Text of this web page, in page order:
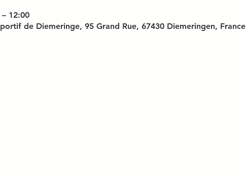
12:00
de Diemeringe, 95 Grand Rue, 67430 Diemeringen, France